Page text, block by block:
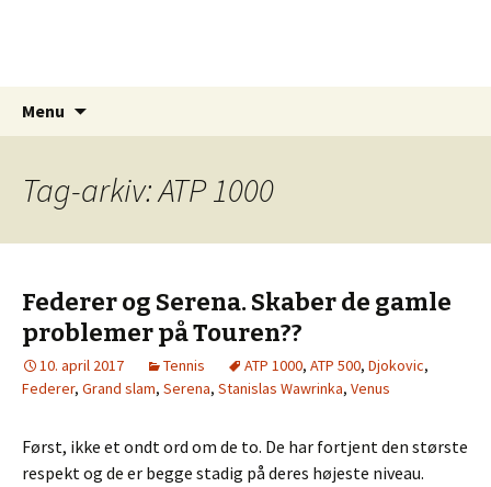
Menu
Tag-arkiv: ATP 1000
Federer og Serena. Skaber de gamle
problemer på Touren??
10. april 2017 Tennis ATP 1000, ATP 500, Djokovic,
Federer, Grand slam, Serena, Stanislas Wawrinka, Venus
Først, ikke et ondt ord om de to. De har fortjent den største
respekt og de er begge stadig på deres højeste niveau.